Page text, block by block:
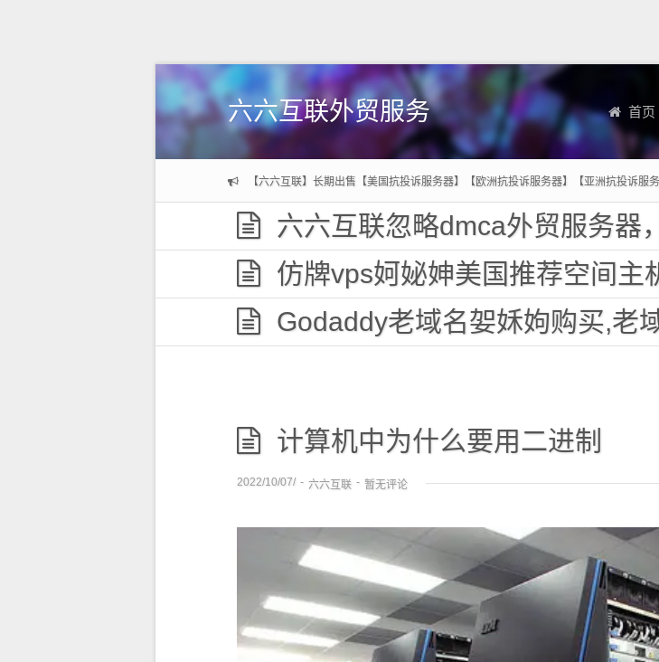
六六互联外贸服务 首页
【六六互联】长期出售【美国抗投诉服务器】【欧洲抗投诉服务器】【亚洲抗投诉服务
六六互联忽略dmca外贸服务器
仿牌vps妸妼妽美国推荐空间主机,防投诉国外欧
Godaddy老域名妿姀姁购买,老域名交易出售,已备
计算机中为什么要用二进制
2022/10/07/ - 六六互联 - 暂无评论